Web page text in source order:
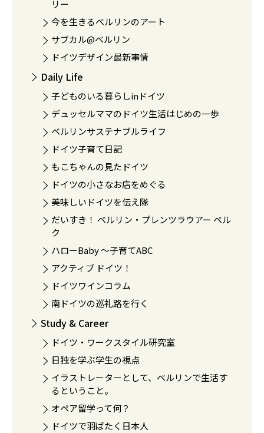
リー
今を生きるベルリンのアート
サブカル@ベルリン
ドイツデザイン最新事情
Daily Life
子どものいる暮らしinドイツ
デュッセルママのドイツ生活はじめの一歩
ベルリンサステナブルライフ
ドイツ子育て日記
もこちゃんの見たドイツ
ドイツの小さなお店をめぐる
美味しいドイツを伝え隊
だいすき！ ベルリン・プレンツラウアー ベル
ク
ハローBaby 〜子育てABC
アクティブ ドイツ！
ドイツワインコラム
南ドイツの巡礼路を行く
Study & Career
ドイツ・ワークスタイル研究室
日独を学ぶ学生の視点
イラストレーターとして、ベルリンで生活す
るということ。
オペア留学って何？
ドイツで羽ばたく日本人